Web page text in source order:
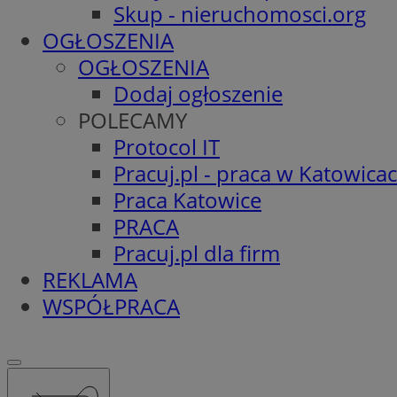
Skup - nieruchomosci.org
OGŁOSZENIA
OGŁOSZENIA
Dodaj ogłoszenie
POLECAMY
Protocol IT
Pracuj.pl - praca w
Praca Katowice
PRACA
Pracuj.pl dla firm
REKLAMA
WSPÓŁPRACA